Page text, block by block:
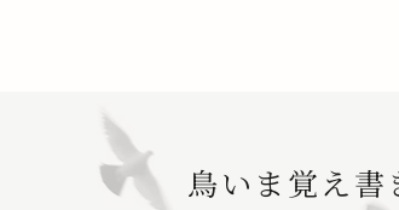
停滞と退屈
鳥いま覚え書